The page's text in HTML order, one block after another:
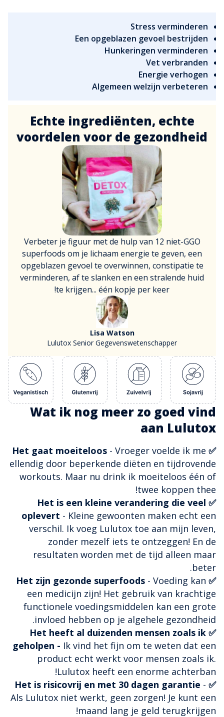
Stress verminderen
Een opgeblazen gevoel bestrijden
Hunkeringen verminderen
Vet verbranden
Energie verhogen
Algemeen welzijn verbeteren
Echte ingrediënten, echte
voordelen voor de gezondheid
Verbeter je figuur met de hulp van 12 niet-GGO
superfoods om je lichaam energie te geven, een
opgeblazen gevoel te overwinnen, constipatie te
verminderen, af te slanken en een stralende huid
te krijgen... één kopje per keer!
Lisa Watson
Lulutox Senior Gegevenswetenschapper
Wat ik nog meer zo goed vind
aan Lulutox
✅ Het gaat moeiteloos
- Vroeger voelde ik me
ellendig door beperkende diëten en tijdrovende
workouts. Maar nu drink ik moeiteloos één of
twee koppen thee!
✅ Het is een kleine verandering die veel
oplevert - Kleine gewoonten maken echt een
verschil. Ik voeg Lulutox toe aan mijn leven,
zonder mezelf iets te ontzeggen! En de
resultaten worden met de tijd alleen maar
beter.
✅ Het zijn gezonde superfoods
- Voeding kan
een medicijn zijn! Het gebruik van krachtige
functionele voedingsmiddelen kan een grote
invloed hebben op je algehele gezondheid.
✅ Het heeft al duizenden mensen zoals ik
geholpen - Ik vind het fijn om te weten dat een
product echt werkt voor mensen zoals ik.
Lulutox heeft een enorme achterban!
✅ Het is risicovrij en met 30 dagen garantie
-
Als Lulutox niet werkt, geen zorgen! Je kunt een
maand lang je geld terugkrijgen!